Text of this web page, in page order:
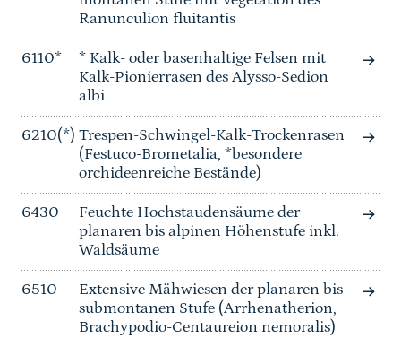
Ranunculion fluitantis
6110*
* Kalk- oder basenhaltige Felsen mit
Kalk-Pionierrasen des Alysso-Sedion
albi
6210(*) Trespen-Schwingel-Kalk-Trockenrasen
(Festuco-Brometalia, *besondere
orchideenreiche Bestände)
6430
Feuchte Hochstaudensäume der
planaren bis alpinen Höhenstufe inkl.
Waldsäume
6510
Extensive Mähwiesen der planaren bis
submontanen Stufe (Arrhenatherion,
Brachypodio-Centaureion nemoralis)